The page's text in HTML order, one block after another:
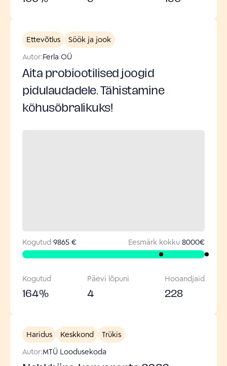
Ettevõtlus
Söök ja jook
Autor:Ferla OÜ
Aita probiootilised joogid
pidulaudadele. Tähistamine
kõhusõbralikuks!
Kogutud 9865 € Eesmärk kokku 8000€
Kogutud
164%
Päevi lõpuni
4
Hooandjaid
228
Haridus Keskkond
Trükis
Autor:MTÜ Loodusekoda